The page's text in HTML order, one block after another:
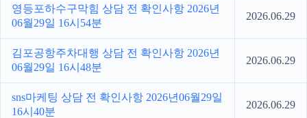
영등포하수구막힘 상담 전 확인사항 2026년
06월29일 16시54분
2026.06.29
김포공항주차대행 상담 전 확인사항 2026년
06월29일 16시48분
2026.06.29
sns마케팅 상담 전 확인사항 2026년06월29일
16시40분
2026.06.29